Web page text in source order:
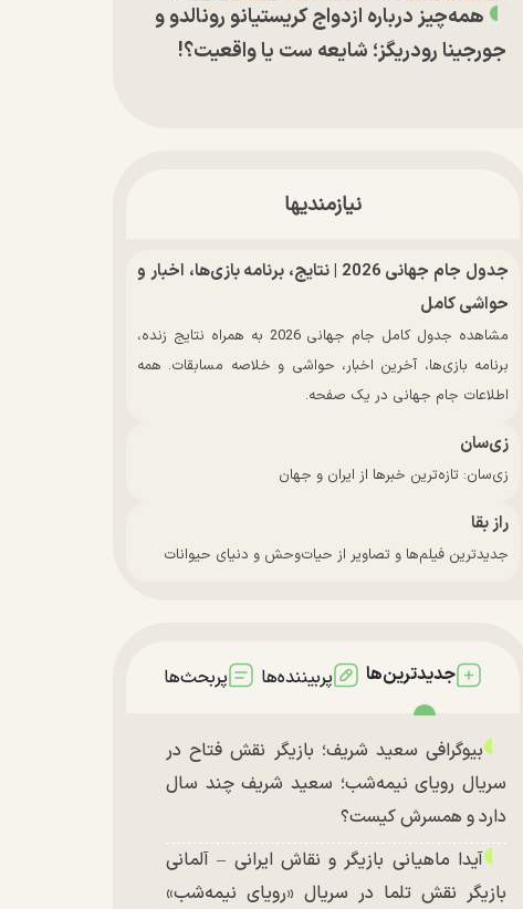
همه‌چیز درباره ازدواج کریستیانو رونالدو و
جورجینا رودریگز؛ شایعه ست یا واقعیت؟!
نیازمندیها
جدول جام جهانی 2026 | نتایج، برنامه بازی‌ها، اخبار و
حواشی کامل
مشاهده جدول کامل جام جهانی 2026 به همراه نتایج زنده،
برنامه بازی‌ها، آخرین اخبار، حواشی و خلاصه مسابقات. همه
اطلاعات جام جهانی در یک صفحه.
زی‌سان
زی‌سان: تازه‌ترین خبرها از ایران و جهان
راز بقا
جدیدترین فیلم‌ها و تصاویر از حیات‌وحش و دنیای حیوانات
جدیدترین‌ها پربیننده‌ها پربحث‌ها
بیوگرافی سعید شریف؛ بازیگر نقش فتاح در
سریال رویای نیمه‌شب؛ سعید شریف چند سال
دارد و همسرش کیست؟
آیدا ماهیانی بازیگر و نقاش ایرانی – آلمانی
بازیگر نقش تلما در سریال «رویای نیمه‌شب»